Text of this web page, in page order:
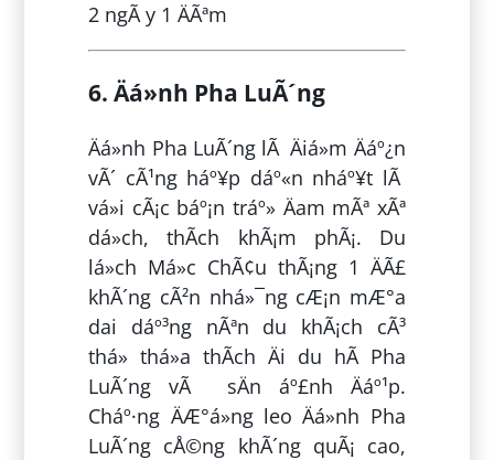
2 ngÃ y 1 ÄÃªm
6. Äá»nh Pha LuÃ´ng
Äá»nh Pha LuÃ´ng lÃ Äiá»m Äáº¿n
vÃ´ cÃ¹ng háº¥p dáº«n nháº¥t lÃ
vá»i cÃ¡c báº¡n tráº» Äam mÃª xÃª
dá»ch, thÃ­ch khÃ¡m phÃ¡. Du
lá»ch Má»c ChÃ¢u thÃ¡ng 1 ÄÃ£
khÃ´ng cÃ²n nhá»¯ng cÆ¡n mÆ°a
dai dáº³ng nÃªn du khÃ¡ch cÃ³
thá» thá»a thÃ­ch Äi du hÃ­ Pha
LuÃ´ng vÃ sÄn áº£nh Äáº¹p.
Cháº·ng ÄÆ°á»ng leo Äá»nh Pha
LuÃ´ng cÅ©ng khÃ´ng quÃ¡ cao,